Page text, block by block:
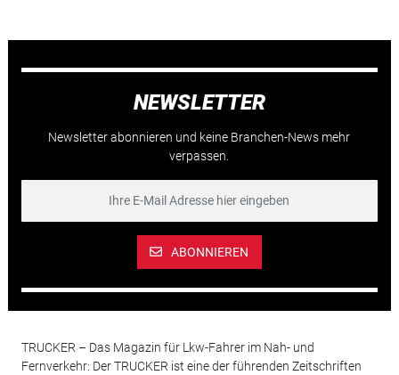
NEWSLETTER
Newsletter abonnieren und keine Branchen-News mehr
verpassen.
ABONNIEREN
TRUCKER – Das Magazin für Lkw-Fahrer im Nah- und
Fernverkehr: Der TRUCKER ist eine der führenden Zeitschriften